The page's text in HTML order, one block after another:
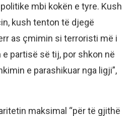
mbi kokën e tyre. Kush
kush tenton të djegë
as çmimin si terroristi më i
partisë së tij, por shkon në
e parashikuar nga ligji”,
maksimal “për të gjithë